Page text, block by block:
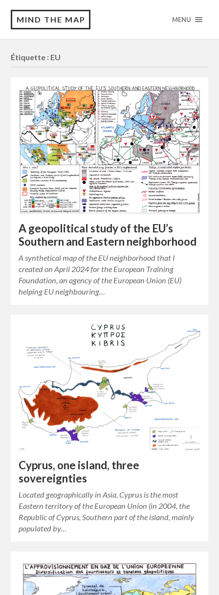
MIND THE MAP MENU
Étiquette : EU
A geopolitical study of the EU’s
Southern and Eastern neighborhood
A synthetical map of the EU neighborhood that I
created on April 2024 for the European Training
Foundation, an agency of the European Union (EU)
helping EU neighbouring…
Cyprus, one island, three
sovereignties
Located geographically in Asia, Cyprus is the most
Eastern territory of the European Union (in 2004, the
Republic of Cyprus, Southern part of the island, mainly
populated by…